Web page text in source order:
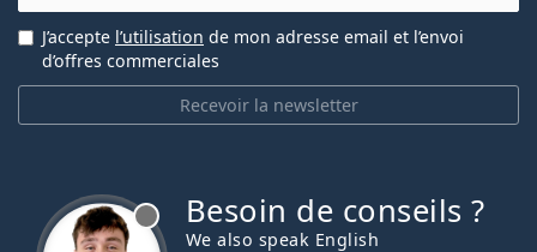
Recevoir la newsletter
J’accepte l’utilisation de mon adresse email et l’envoi
d’offres commerciales
Besoin de conseils ?
We also speak English